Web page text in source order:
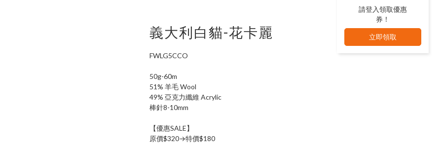
請登入領取優惠
券！
立即領取
義大利白貓-花卡麗
FWLG5CCO
50g-60m
51% 羊毛 Wool
49% 亞克力纖維 Acrylic
棒針8-10mm
【優惠SALE】
原價$320→特價$180